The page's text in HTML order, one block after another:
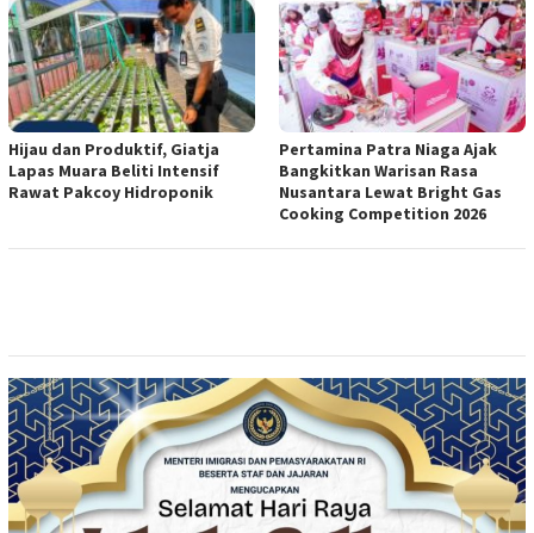
Hijau dan Produktif, Giatja
Lapas Muara Beliti Intensif
Rawat Pakcoy Hidroponik
Pertamina Patra Niaga Ajak
Bangkitkan Warisan Rasa
Nusantara Lewat Bright Gas
Cooking Competition 2026